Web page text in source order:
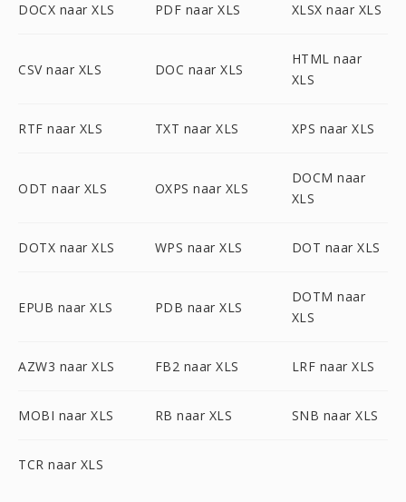
DOCX naar XLS PDF naar XLS XLSX naar XLS
CSV naar XLS DOC naar XLS
HTML naar
XLS
RTF naar XLS TXT naar XLS XPS naar XLS
ODT naar XLS OXPS naar XLS
DOCM naar
XLS
DOTX naar XLS WPS naar XLS DOT naar XLS
EPUB naar XLS PDB naar XLS
DOTM naar
XLS
AZW3 naar XLS FB2 naar XLS LRF naar XLS
MOBI naar XLS RB naar XLS SNB naar XLS
TCR naar XLS